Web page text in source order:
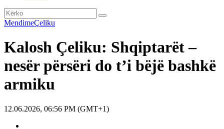
MendimeÇeliku
Kalosh Çeliku: Shqiptarët –
nesër përsëri do t’i bëjë bashkë
armiku
12.06.2026, 06:56 PM (GMT+1)